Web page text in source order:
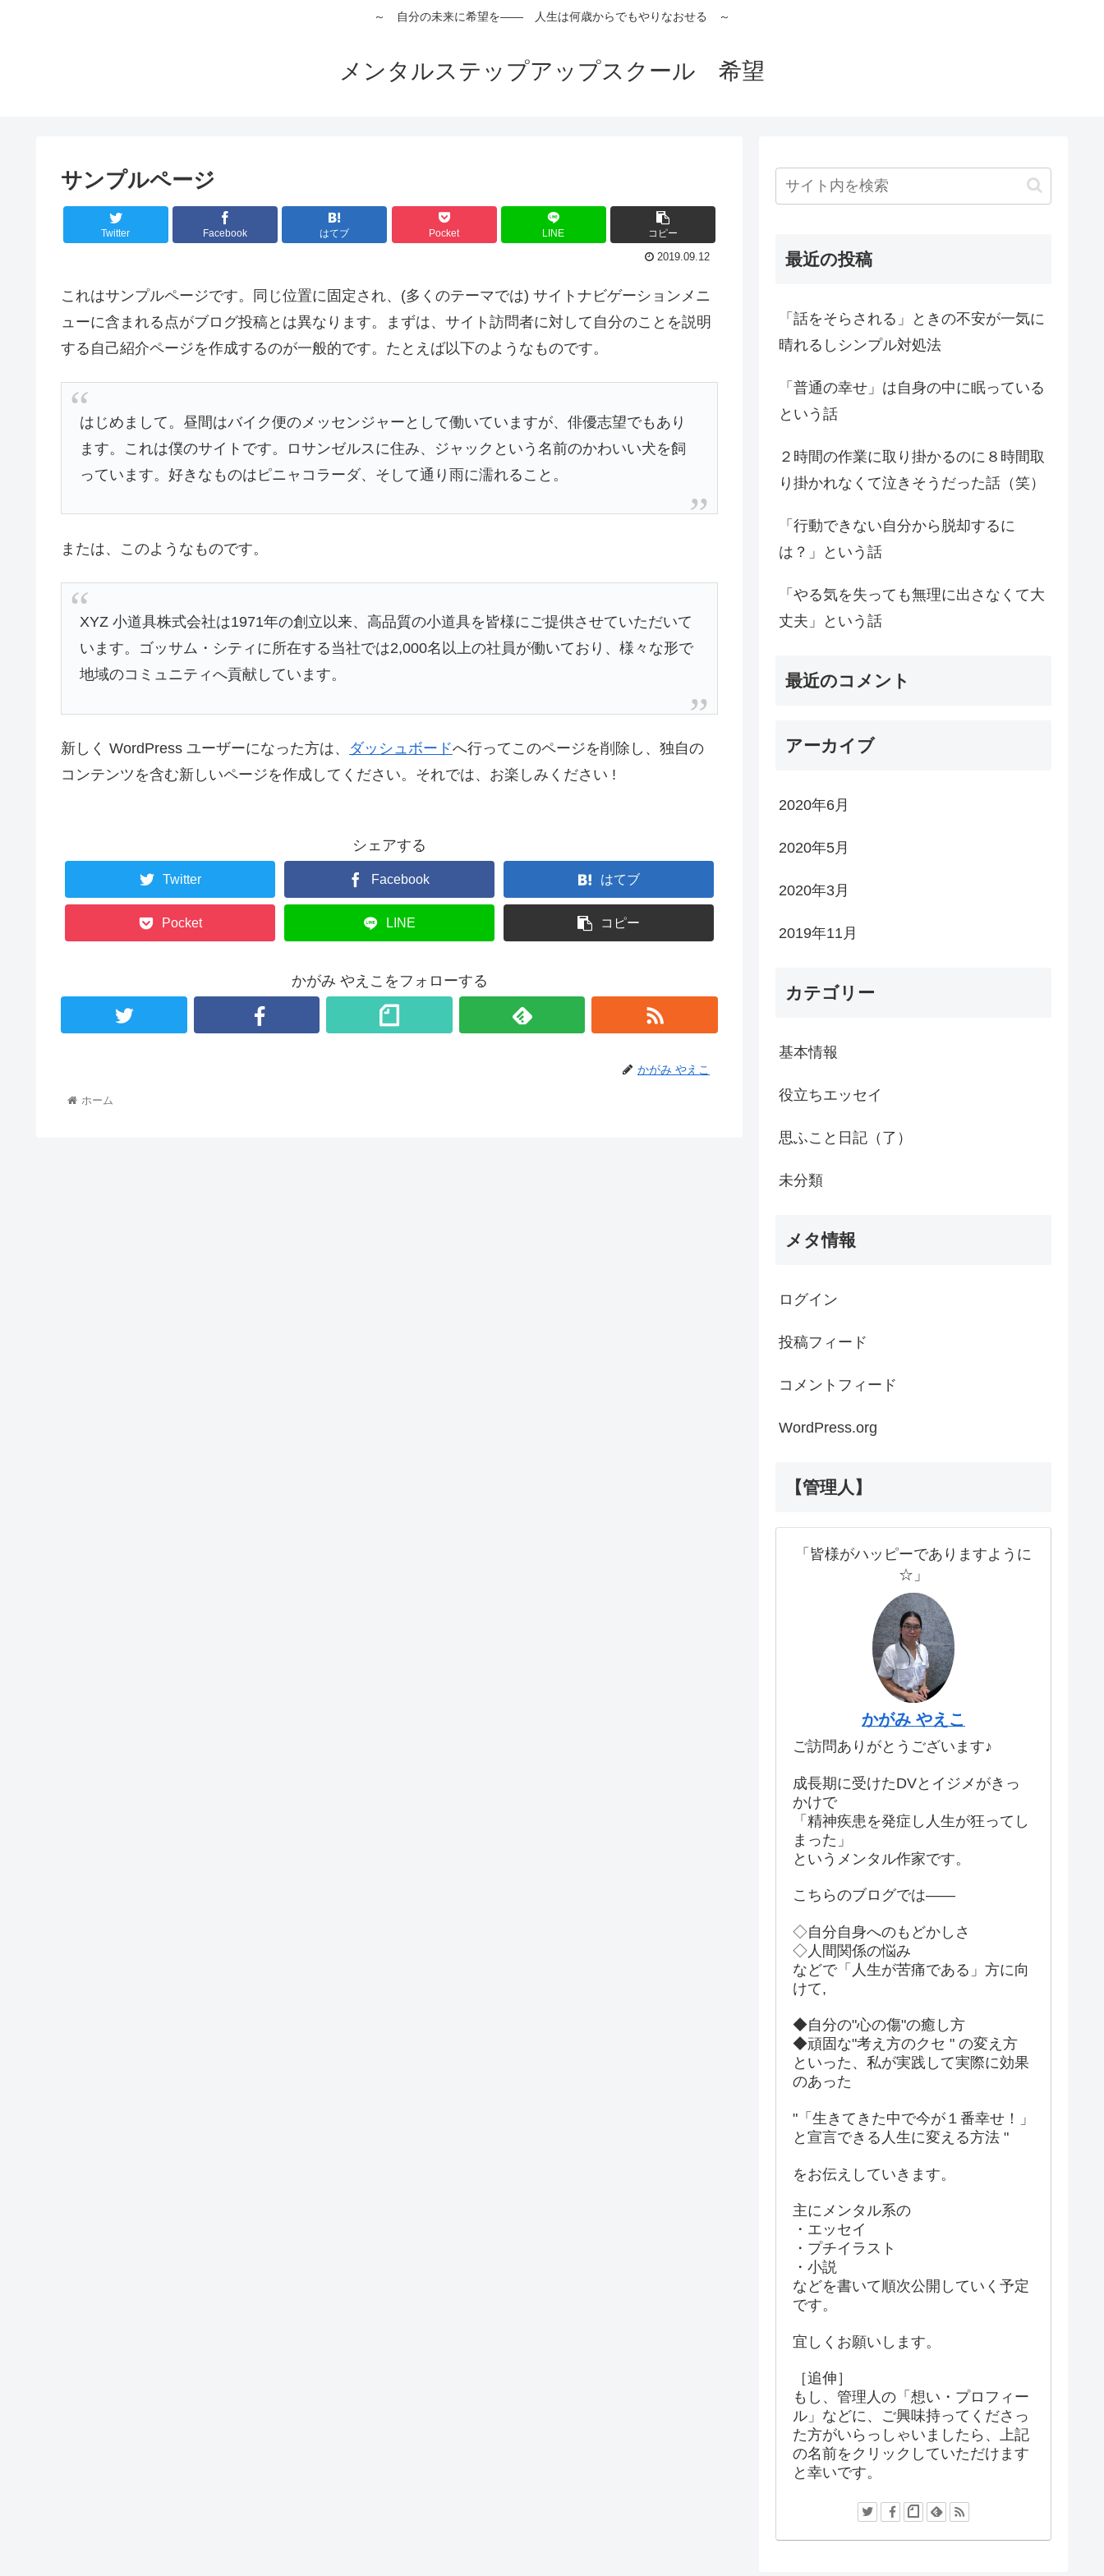
～ 自分の未来に希望を―― 人生は何歳からでもやりなおせる ～
メンタルステップアップスクール 希望
サンプルページ
Twitter Facebook はてブ Pocket LINE コピー
2019.09.12
これはサンプルページです。同じ位置に固定され、(多くのテーマでは) サイトナビゲーションメニ
ューに含まれる点がブログ投稿とは異なります。まずは、サイト訪問者に対して自分のことを説明
する自己紹介ページを作成するのが一般的です。たとえば以下のようなものです。
はじめまして。昼間はバイク便のメッセンジャーとして働いていますが、俳優志望でもあり
ます。これは僕のサイトです。ロサンゼルスに住み、ジャックという名前のかわいい犬を飼
っています。好きなものはピニャコラーダ、そして通り雨に濡れること。
または、このようなものです。
XYZ 小道具株式会社は1971年の創立以来、高品質の小道具を皆様にご提供させていただいて
います。ゴッサム・シティに所在する当社では2,000名以上の社員が働いており、様々な形で
地域のコミュニティへ貢献しています。
新しく WordPress ユーザーになった方は、 ダッシュボードへ行ってこのページを削除し、独自の
コンテンツを含む新しいページを作成してください。それでは、お楽しみください !
シェアする
Twitter Facebook はてブ
Pocket LINE コピー
かがみ やえこをフォローする
かがみ やえこ
ホーム
最近の投稿
「話をそらされる」ときの不安が一気に
晴れるしシンプル対処法
「普通の幸せ」は自身の中に眠っている
という話
２時間の作業に取り掛かるのに８時間取
り掛かれなくて泣きそうだった話（笑）
「行動できない自分から脱却するに
は？」という話
「やる気を失っても無理に出さなくて大
丈夫」という話
最近のコメント
アーカイブ
2020年6月
2020年5月
2020年3月
2019年11月
カテゴリー
基本情報
役立ちエッセイ
思ふこと日記（了）
未分類
メタ情報
ログイン
投稿フィード
コメントフィード
WordPress.org
【管理人】
「皆様がハッピーでありますように
☆」
かがみ やえこ
ご訪問ありがとうございます♪
成長期に受けたDVとイジメがきっ
かけで
「精神疾患を発症し人生が狂ってし
まった」
というメンタル作家です。
こちらのブログでは――
◇自分自身へのもどかしさ
◇人間関係の悩み
などで「人生が苦痛である」方に向
けて,
◆自分の"心の傷"の癒し方
◆頑固な"考え方のクセ " の変え方
といった、私が実践して実際に効果
のあった
"「生きてきた中で今が１番幸せ！」
と宣言できる人生に変える方法 "
をお伝えしていきます。
主にメンタル系の
・エッセイ
・プチイラスト
・小説
などを書いて順次公開していく予定
です。
宜しくお願いします。
［追伸］
もし、管理人の「想い・プロフィー
ル」などに、ご興味持ってくださっ
た方がいらっしゃいましたら、上記
の名前をクリックしていただけます
と幸いです。